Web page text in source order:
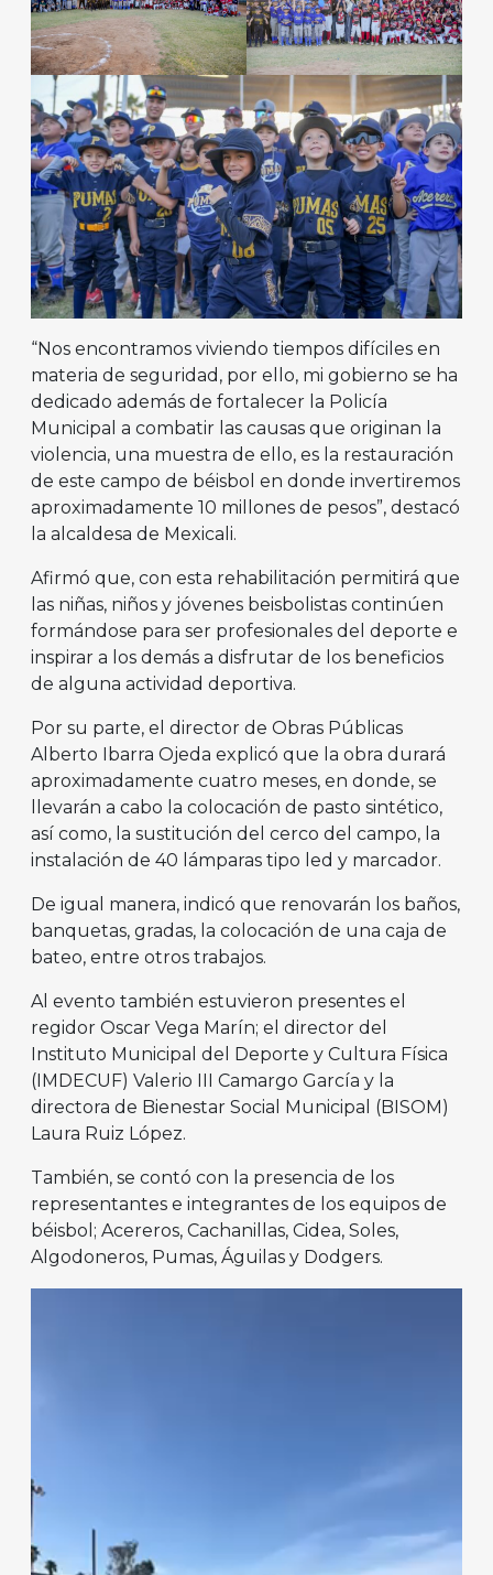
“Nos encontramos viviendo tiempos difíciles en
materia de seguridad, por ello, mi gobierno se ha
dedicado además de fortalecer la Policía
Municipal a combatir las causas que originan la
violencia, una muestra de ello, es la restauración
de este campo de béisbol en donde invertiremos
aproximadamente 10 millones de pesos”, destacó
la alcaldesa de Mexicali.
Afirmó que, con esta rehabilitación permitirá que
las niñas, niños y jóvenes beisbolistas continúen
formándose para ser profesionales del deporte e
inspirar a los demás a disfrutar de los beneficios
de alguna actividad deportiva.
Por su parte, el director de Obras Públicas
Alberto Ibarra Ojeda explicó que la obra durará
aproximadamente cuatro meses, en donde, se
llevarán a cabo la colocación de pasto sintético,
así como, la sustitución del cerco del campo, la
instalación de 40 lámparas tipo led y marcador.
De igual manera, indicó que renovarán los baños,
banquetas, gradas, la colocación de una caja de
bateo, entre otros trabajos.
Al evento también estuvieron presentes el
regidor Oscar Vega Marín; el director del
Instituto Municipal del Deporte y Cultura Física
(IMDECUF) Valerio III Camargo García y la
directora de Bienestar Social Municipal (BISOM)
Laura Ruiz López.
También, se contó con la presencia de los
representantes e integrantes de los equipos de
béisbol; Acereros, Cachanillas, Cidea, Soles,
Algodoneros, Pumas, Águilas y Dodgers.